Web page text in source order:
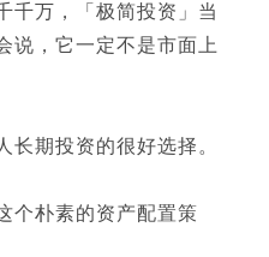
千万，「极简投资」当
说，它一定不是市面上
长期投资的很好选择。
个朴素的资产配置策